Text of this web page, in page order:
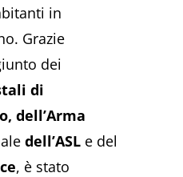
in
Grazie
dei
di
dell’Arma
dell’ASL e del
, è stato